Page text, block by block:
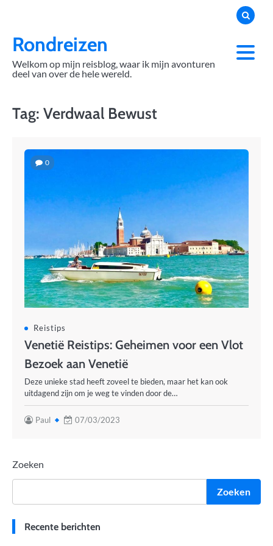
contentRondreizen
Welkom op mijn reisblog, waar ik mijn avonturen
deel van over de hele wereld.
Tag: Verdwaal Bewust
0
Reistips
Venetië Reistips: Geheimen voor een Vlot
Bezoek aan Venetië
Deze unieke stad heeft zoveel te bieden, maar het kan ook
uitdagend zijn om je weg te vinden door de…
Paul 07/03/2023
Zoeken
Zoeken
Recente berichten